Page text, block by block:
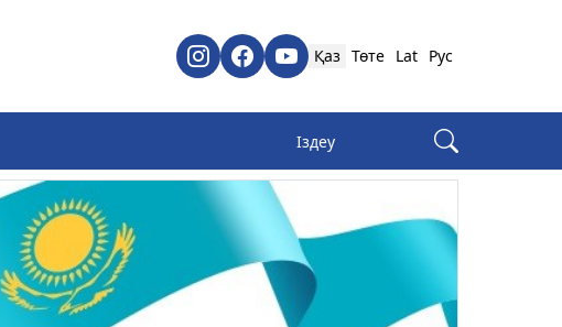
Қаз Төте Lat Рус